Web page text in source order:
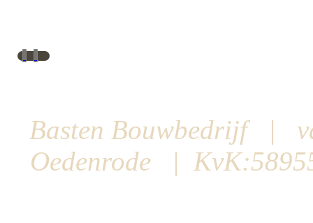
Basten Bouwbedrijf |
Oedenrode |